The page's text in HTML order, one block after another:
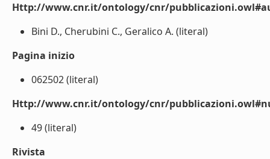
Http://www.cnr.it/ontology/cnr/
Bini D., Cherubini C., Geralico A. (literal)
Pagina inizio
062502 (literal)
Http://www.cnr.it/ontology/cnr/
49 (literal)
Rivista